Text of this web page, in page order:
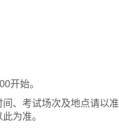
开始。
、考试场次及地点请以准
为准。